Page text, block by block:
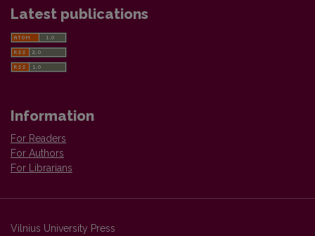
Latest publications
Information
For Readers
For Authors
For Librarians
Vilnius University Press